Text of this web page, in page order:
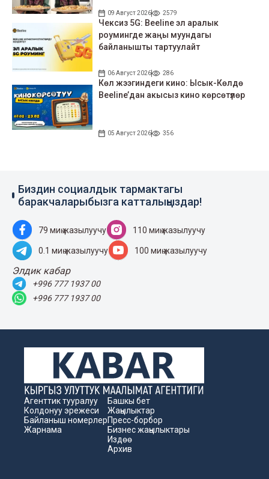
09 Август 2026 2579
Чексиз 5G: Beeline эл аралык
роумингде жаңы муундагы
байланышты тартуулайт
06 Август 2026 286
Көл жээгиндеги кино: Ысык-Көлдө
Beeline’дан акысыз кино көрсөтүлөр
05 Август 2026 356
Биздин социалдык тармактагы
баракчаларыбызга катталыңыздар!
79 миң жазылуучу 110 миң жазылуучу
0.1 миң жазылуучу 100 миң жазылуучу
Элдик кабар
+996 777 1937 00
+996 777 1937 00
Агенттик тууралуу
Колдонуу эрежеси
Байланыш номерлер
Жарнама
Башкы бет
Жаңылыктар
Пресс-борбор
Бизнес жаңылыктары
Издөө
Архив